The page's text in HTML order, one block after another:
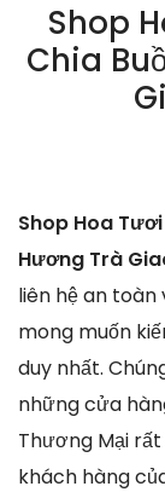
Shop
Chia
Shop Hoa
Hương Trà
liên hệ an toàn
mong muốn
duy nhất.
những cửa
Thương Mại
khách hàng